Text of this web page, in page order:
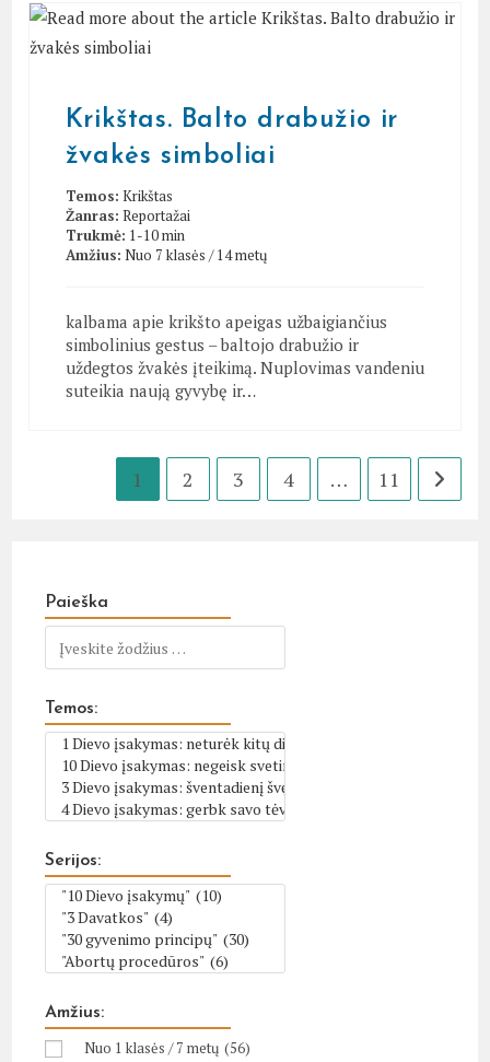
Krikštas. Balto drabužio ir
žvakės simboliai
Temos: Krikštas
Žanras: Reportažai
Trukmė: 1-10 min
Amžius: Nuo 7 klasės / 14 metų
kalbama apie krikšto apeigas užbaigiančius
simbolinius gestus – baltojo drabužio ir
uždegtos žvakės įteikimą. Nuplovimas vandeniu
suteikia naują gyvybę ir…
1 2 3 4 … 11 Go to
Paieška
Temos:
Serijos:
Amžius:
Nuo 1 klasės / 7 metų (56)